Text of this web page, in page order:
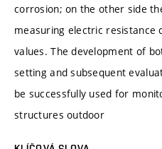
corrosion; on the other side
measuring electric resistance
values. The development of
setting and subsequent
be successfully used for
structures outdoor